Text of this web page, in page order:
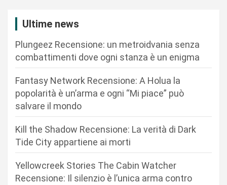
Ultime news
Plungeez Recensione: un metroidvania senza
combattimenti dove ogni stanza è un enigma
Fantasy Network Recensione: A Holua la
popolarità è un’arma e ogni “Mi piace” può
salvare il mondo
Kill the Shadow Recensione: La verità di Dark
Tide City appartiene ai morti
Yellowcreek Stories The Cabin Watcher
Recensione: Il silenzio è l’unica arma contro